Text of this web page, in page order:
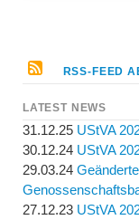
RSS-FEED
LATEST NEWS
31.12.25 UStVA
30.12.24 UStVA
29.03.24
27.12.23 UStVA